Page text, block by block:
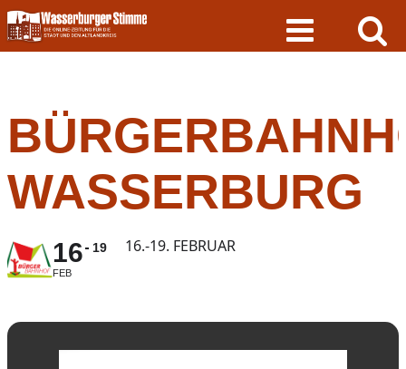
Skip
to
content
WASSERBURG
16
FEB
19 16.-19. FEBRUAR